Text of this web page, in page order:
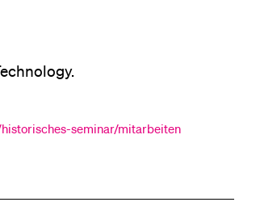
seminar/mitarbeiten